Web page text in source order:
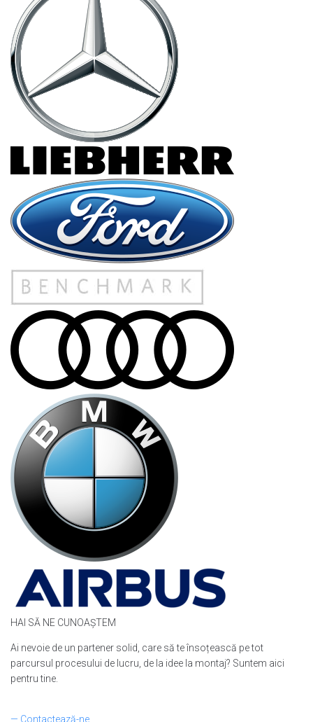
HAI SĂ NE CUNOAȘTEM
Ai nevoie de un partener solid, care să te însoțească pe tot
parcursul procesului de lucru, de la idee la montaj? Suntem aici
pentru tine.
— Contactează-ne